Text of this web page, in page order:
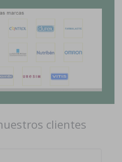
clientes